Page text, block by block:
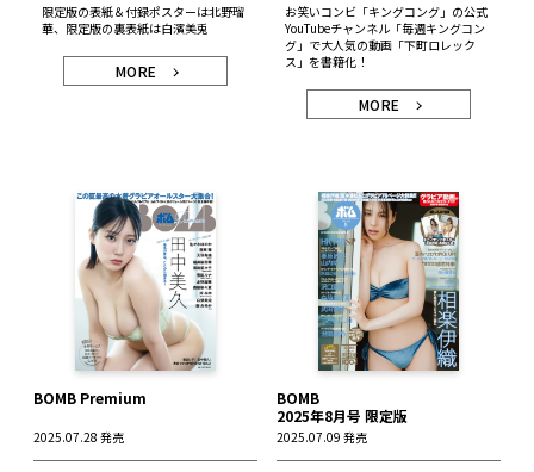
限定版の表紙＆付録ポスターは北野瑠
華、限定版の裏表紙は白濱美兎
MORE
お笑いコンビ「キングコング」の公式
YouTubeチャンネル「毎週キングコン
グ」で大人気の動画「下町ロレック
ス」を書籍化！
MORE
BOMB Premium
2025.07.28 発売
BOMB
2025年8月号 限定版
2025.07.09 発売